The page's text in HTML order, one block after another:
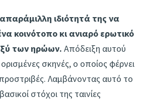
ιδιότητά της να
κοινότοπο κι ανιαρό ερωτικό
των ηρώων. Απόδειξη αυτού
σκηνές, ο οποίος φέρνει
Λαμβάνοντας αυτό το
στόχοι της ταινίες